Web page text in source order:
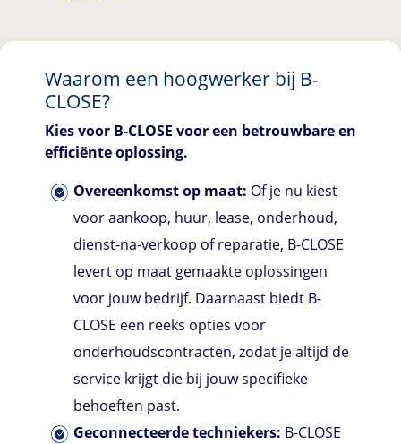
Waarom een hoogwerker bij B-
CLOSE?
Kies voor B-CLOSE voor een betrouwbare en
efficiënte oplossing.
Overeenkomst op maat: Of je nu kiest
voor aankoop, huur, lease, onderhoud,
dienst-na-verkoop of reparatie, B-CLOSE
levert op maat gemaakte oplossingen
voor jouw bedrijf. Daarnaast biedt B-
CLOSE een reeks opties voor
onderhoudscontracten, zodat je altijd de
service krijgt die bij jouw specifieke
behoeften past.
Geconnecteerde techniekers: B-CLOSE